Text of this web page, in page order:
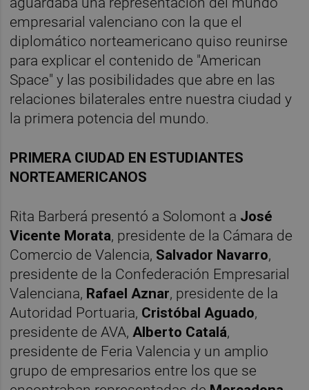
empresarial valenciano con la que el
diplomático norteamericano quiso reunirse
para explicar el contenido de "American
Space" y las posibilidades que abre en las
relaciones bilaterales entre nuestra ciudad y
la primera potencia del mundo.
PRIMERA CIUDAD EN ESTUDIANTES
NORTEAMERICANOS
Rita Barberá presentó a Solomont a José
Vicente Morata, presidente de la Cámara de
Comercio de Valencia, Salvador Navarro,
presidente de la Confederación Empresarial
Valenciana, Rafael Aznar, presidente de la
Autoridad Portuaria, Cristóbal Aguado,
presidente de AVA,Alberto Catalá,
presidente de Feria Valencia y un amplio
grupo de empresarios entre los que se